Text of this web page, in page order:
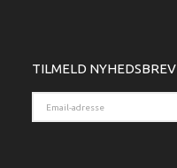
TILMELD NYHEDSBREV